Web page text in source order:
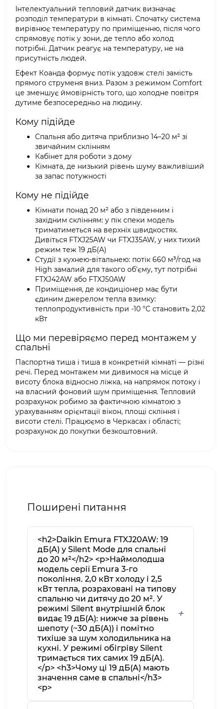
Інтелектуальний тепловий датчик визначає
розподіл температури в кімнаті. Спочатку система
вирівнює температуру по приміщенню, після чого
спрямовує потік у зони, де тепло або холод
потрібні. Датчик реагує на температуру, не на
присутність людей.
Ефект Коанда формує потік уздовж стелі замість
прямого струменя вниз. Разом з режимом Comfort
це зменшує ймовірність того, що холодне повітря
дутиме безпосередньо на людину.
Кому підійде
Спальня або дитяча приблизно 14–20 м² зі
звичайним склінням
Кабінет для роботи з дому
Кімната, де низький рівень шуму важливіший
за запас потужності
Кому не підійде
Кімнати понад 20 м² або з південним і
західним склінням: у пік спеки модель
триматиметься на верхніх швидкостях.
Дивіться FTXJ25AW чи FTXJ35AW, у них тихий
режим теж 19 дБ(A)
Студії з кухнею-вітальнею: потік 660 м³/год на
High замалий для такого об'єму, тут потрібні
FTXJ42AW або FTXJ50AW
Приміщення, де кондиціонер має бути
єдиним джерелом тепла взимку:
теплопродуктивність при -10 °C становить 2,02
кВт
Що ми перевіряємо перед монтажем у
спальні
Паспортна тиша і тиша в конкретній кімнаті — різні
речі. Перед монтажем ми дивимося на місце й
висоту блока відносно ліжка, на напрямок потоку і
на власний фоновий шум приміщення. Тепловий
розрахунок робимо за фактичною кімнатою з
урахуванням орієнтації вікон, площі скління і
висоти стелі. Працюємо в Черкасах і області;
розрахунок до покупки безкоштовний.
Поширені питання
<h2>Daikin Emura FTXJ20AW: 19
дБ(A) у Silent Mode для спальні
до 20 м²</h2> <p>Наймолодша
модель серії Emura 3-го
покоління. 2,0 кВт холоду і 2,5
кВт тепла, розраховані на типову
спальню чи дитячу до 20 м². У
режимі Silent внутрішній блок
видає 19 дБ(A): нижче за рівень
шепоту (~30 дБ(A)) і помітно
тихіше за шум холодильника на
кухні. У режимі обігріву Silent
тримається тих самих 19 дБ(A).
</p> <h3>Чому ці 19 дБ(A) мають
значення саме в спальні</h3>
<p>